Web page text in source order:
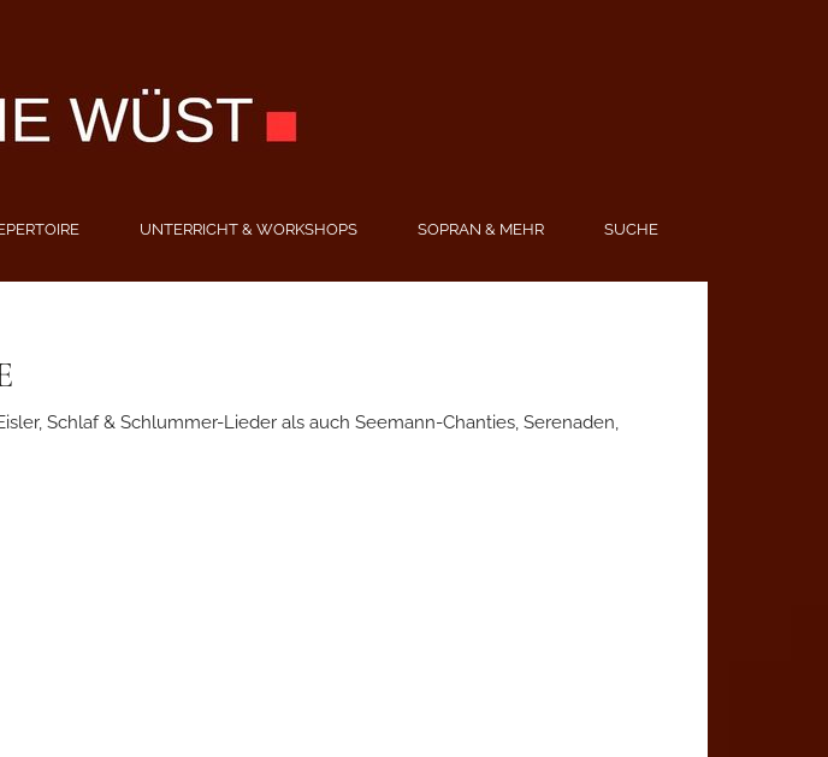
UNTERRICHT & WORKSHOPS SOPRAN & MEHR SUCHE
Schlaf & Schlummer-Lieder als auch Seemann-Chanties, Serenaden,